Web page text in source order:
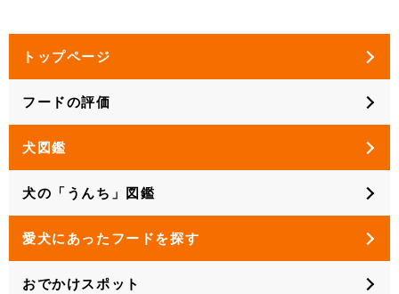
トップページ
フードの評価
犬図鑑
犬の「うんち」図鑑
愛犬にあったフードを探す
おでかけスポット